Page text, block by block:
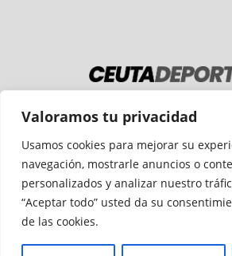
Valoramos tu privacidad
Usamos cookies para mejorar su
navegación, mostrarle anuncios o
personalizados y analizar nuestro
“Aceptar todo” usted da su
de las cookies.
Aviso
Legal
Declaración de
Accesibilidad
Mapa del
Sitio